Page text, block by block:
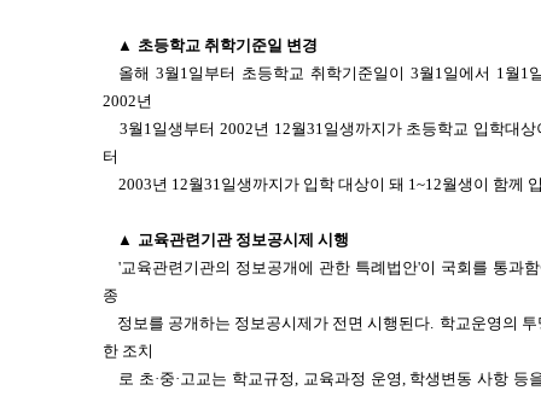
▲ 초등학교 취학기준일 변경
올해 3월1일부터 초등학교 취학기준일이 3월1일에서 1월1
2002년
3월1일생부터 2002년 12월31일생까지가 초등학교 입학대
터
2003년 12월31일생까지가 입학 대상이 돼 1~12월생이 함께
▲ 교육관련기관 정보공시제 시행
'교육관련기관의 정보공개에 관한 특례법안'이 국회를 통과
종
정보를 공개하는 정보공시제가 전면 시행된다. 학교운영의
한 조치
로 초·중·고교는 학교규정, 교육과정 운영, 학생변동 사항